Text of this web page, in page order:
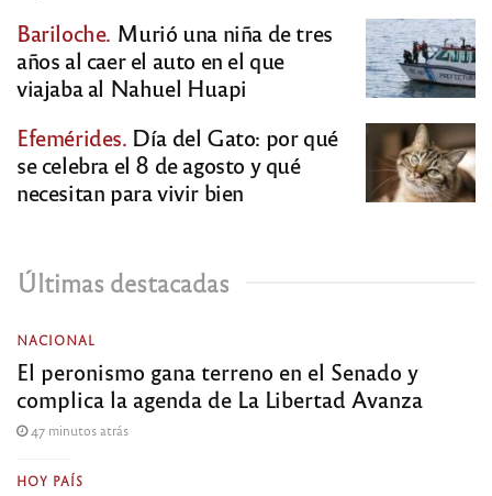
Bariloche. Murió una niña de tres
años al caer el auto en el que
viajaba al Nahuel Huapi
Efemérides. Día del Gato: por qué
se celebra el 8 de agosto y qué
necesitan para vivir bien
Últimas destacadas
NACIONAL
El peronismo gana terreno en el Senado y
complica la agenda de La Libertad Avanza
47 minutos atrás
HOY PAÍS